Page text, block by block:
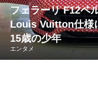
フェラーリ F12ベ
Louis Vuitton仕様
15歳の少年
エンタメ